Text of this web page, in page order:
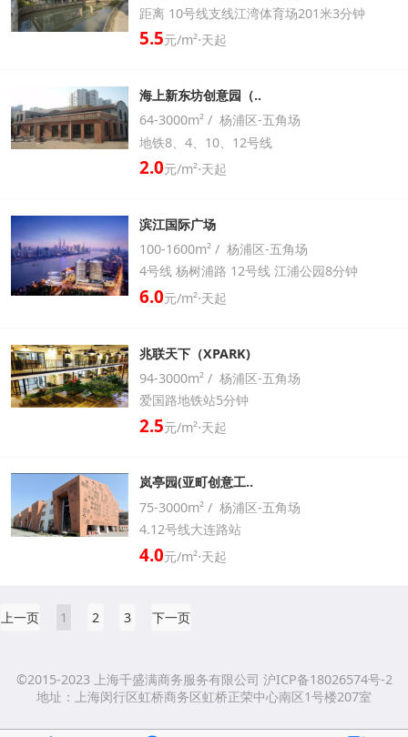
距离 10号线支线江湾体育场201米3分钟
5.5元/m²⋅天起
海上新东坊创意园（..
64-3000m² / 杨浦区-五角场
地铁8、4、10、12号线
2.0元/m²⋅天起
滨江国际广场
100-1600m² / 杨浦区-五角场
4号线 杨树浦路 12号线 江浦公园8分钟
6.0元/m²⋅天起
兆联天下（XPARK)
94-3000m² / 杨浦区-五角场
爱国路地铁站5分钟
2.5元/m²⋅天起
岚亭园(亚町创意工..
75-3000m² / 杨浦区-五角场
4.12号线大连路站
4.0元/m²⋅天起
上一页 1 2 3 下一页
©2015-2023 上海千盛满商务服务有限公司 沪ICP备18026574号-2
地址：上海闵行区虹桥商务区虹桥正荣中心南区1号楼207室